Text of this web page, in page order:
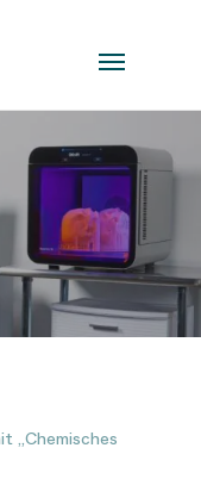
„Chemisches
Close
Filters